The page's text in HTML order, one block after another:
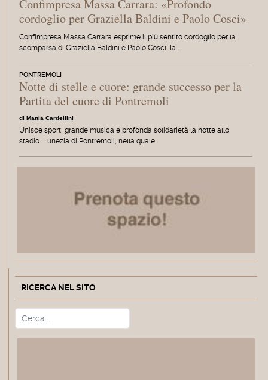
Confimpresa Massa Carrara: «Profondo
cordoglio per Graziella Baldini e Paolo Cosci»
Confimpresa Massa Carrara esprime il più sentito cordoglio per la
scomparsa di Graziella Baldini e Paolo Cosci, la…
PONTREMOLI
Notte di stelle e cuore: grande successo per la
Partita del cuore di Pontremoli
di Mattia Cardellini
Unisce sport, grande musica e profonda solidarietà la notte allo
stadio Lunezia di Pontremoli, nella quale…
RICERCA NEL SITO
Cerca Type 2 or more characters for